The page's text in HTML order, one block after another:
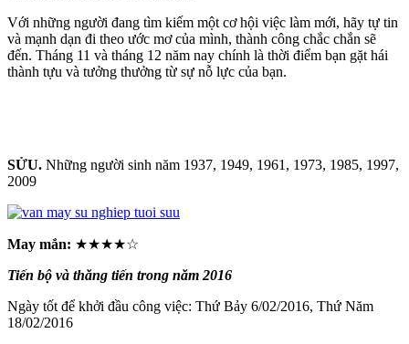
Với những người đang tìm kiếm một cơ hội việc làm mới, hãy tự tin
và mạnh dạn đi theo ước mơ của mình, thành công chắc chắn sẽ
đến. Tháng 11 và tháng 12 năm nay chính là thời điểm bạn gặt hái
thành tựu và tưởng thưởng từ sự nỗ lực của bạn.
SỬU. Những người sinh năm 1937, 1949, 1961, 1973, 1985, 1997,
2009
May mắn: ★★★★☆
Tiến bộ và thăng tiến trong năm 2016
Ngày tốt để khởi đầu công việc: Thứ Bảy 6/02/2016, Thứ Năm
18/02/2016